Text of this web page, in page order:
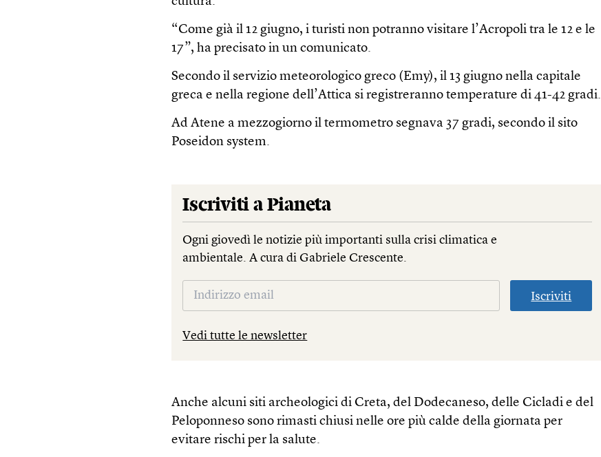
“Come già il 12 giugno, i turisti non potranno visitare l’Acropoli tra le 12 e le
17”, ha precisato in un comunicato.
Secondo il servizio meteorologico greco (Emy), il 13 giugno nella capitale
greca e nella regione dell’Attica si registreranno temperature di 41-42 gradi.
Ad Atene a mezzogiorno il termometro segnava 37 gradi, secondo il sito
Poseidon system.
Iscriviti a Pianeta
Ogni giovedì le notizie più importanti sulla crisi climatica e
ambientale. A cura di Gabriele Crescente.
Iscriviti
Vedi tutte le newsletter
Anche alcuni siti archeologici di Creta, del Dodecaneso, delle Cicladi e del
Peloponneso sono rimasti chiusi nelle ore più calde della giornata per
evitare rischi per la salute.